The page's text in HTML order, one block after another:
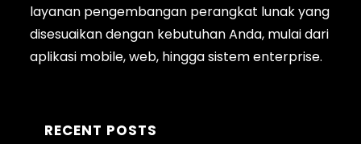
layanan pengembangan perangkat lunak yang
disesuaikan dengan kebutuhan Anda, mulai dari
aplikasi mobile, web, hingga sistem enterprise.
RECENT POSTS